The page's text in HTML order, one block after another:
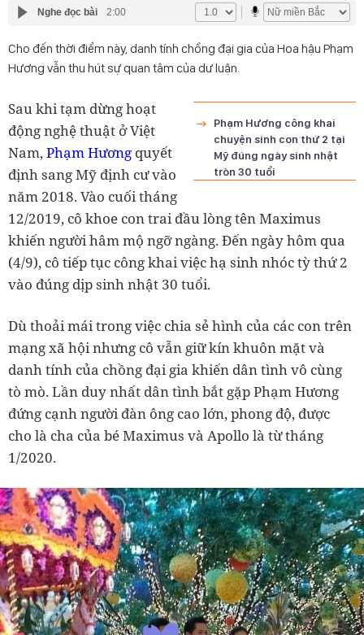
Nghe đọc bài 2:00
Cho đến thời điểm này, danh tính chồng đại gia của Hoa hậu Phạm
Hương vẫn thu hút sự quan tâm của dư luận.
Phạm Hương công khai
chuyện sinh con thứ 2 tại
Mỹ đúng ngày sinh nhật
tròn 30 tuổi
Sau khi tạm dừng hoạt
động nghệ thuật ở Việt
Nam,Phạm Hương quyết
định sang Mỹ định cư vào
năm 2018. Vào cuối tháng
12/2019, cô khoe con trai đầu lòng tên Maximus
khiến người hâm mộ ngỡ ngàng. Đến ngày hôm qua
(4/9), cô tiếp tục công khai việc hạ sinh nhóc tỳ thứ 2
vào đúng dịp sinh nhật 30 tuổi.
Dù thoải mái trong việc chia sẻ hình của các con trên
mạng xã hội nhưng cô vẫn giữ kín khuôn mặt và
danh tính của chồng đại gia khiến dân tình vô cùng
tò mò. Lần duy nhất dân tình bắt gặpPhạm Hương
đứng cạnh người đàn ông cao lớn, phong độ, được
cho là cha của bé Maximus và Apollo là từ tháng
1/2020.